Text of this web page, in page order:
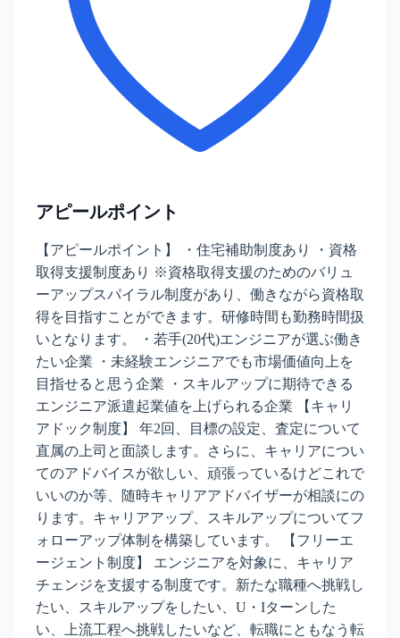
アピールポイント
【アピールポイント】 ・住宅補助制度あり ・資格
取得支援制度あり ※資格取得支援のためのバリュ
ーアップスパイラル制度があり、働きながら資格取
得を目指すことができます。研修時間も勤務時間扱
いとなります。 ・若手(20代)エンジニアが選ぶ働き
たい企業 ・未経験エンジニアでも市場価値向上を
目指せると思う企業 ・スキルアップに期待できる
エンジニア派遣起業値を上げられる企業 【キャリ
アドック制度】 年2回、目標の設定、査定について
直属の上司と面談します。さらに、キャリアについ
てのアドバイスが欲しい、頑張っているけどこれで
いいのか等、随時キャリアアドバイザーが相談にの
ります。キャリアアップ、スキルアップについてフ
ォローアップ体制を構築しています。 【フリーエ
ージェント制度】 エンジニアを対象に、キャリア
チェンジを支援する制度です。新たな職種へ挑戦し
たい、スキルアップをしたい、U・Iターンした
い、上流工程へ挑戦したいなど、転職にともなう転